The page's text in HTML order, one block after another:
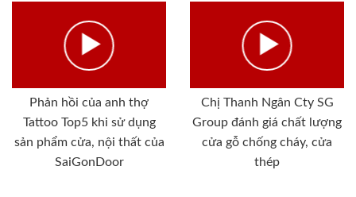
Phản hồi của anh thợ
Tattoo Top5 khi sử dụng
sản phẩm cửa, nội thất của
SaiGonDoor
Chị Thanh Ngân Cty SG
Group đánh giá chất lượng
cửa gỗ chống cháy, cửa
thép